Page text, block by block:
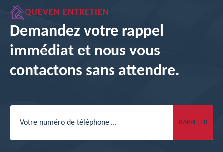
QUEVEN ENTRETIEN
Demandez votre rappel
immédiat et nous vous
contactons sans attendre.